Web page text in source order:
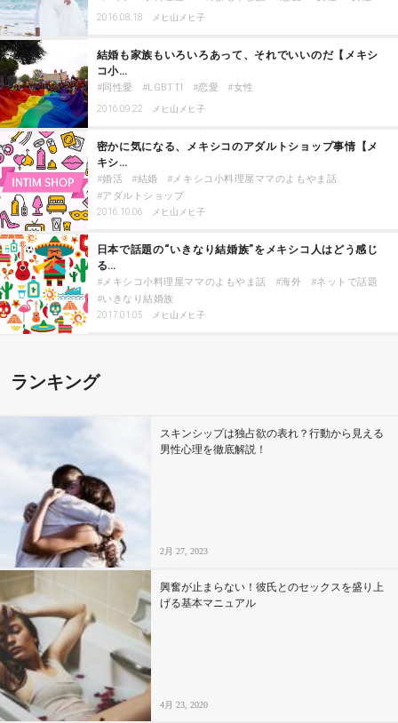
2016.08.18 メヒ山メヒ子
結婚も家族もいろいろあって、それでいいのだ【メキシ
コ小…
同性愛 LGBTTI 恋愛 女性
2016.09.22 メヒ山メヒ子
密かに気になる、メキシコのアダルトショップ事情【メ
キシ…
婚活 結婚
メキシコ小料理屋ママのよもやま話
アダルトショップ
2016.10.06 メヒ山メヒ子
日本で話題の“いきなり結婚族”をメキシコ人はどう感じ
る…
メキシコ小料理屋ママのよもやま話 海外
ネットで話題
いきなり結婚族
2017.01.05 メヒ山メヒ子
ランキング
スキンシップは独占欲の表れ？行動から見える
男性心理を徹底解説！
2月 27, 2023
興奮が止まらない！彼氏とのセックスを盛り上
げる基本マニュアル
4月 23, 2020